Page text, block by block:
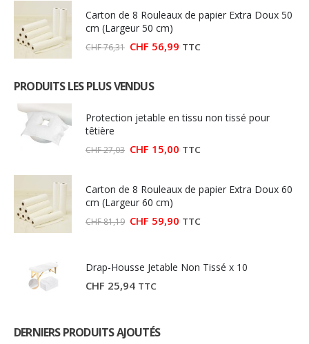
CHF 92,00.CHF 79,90.
Carton de 8 Rouleaux de papier Extra Doux 50
cm (Largeur 50 cm)
CHF76,31 Le
CHF 76,31.
CHF 56,99Le
TTC
PRODUITS LES PLUS VENDUS
Protection jetable en tissu non tissé pour
têtière
CHF27,03 Le
CHF 27,03.
CHF 15,00Le
CHF 15,00.
TTC
Carton de 8 Rouleaux de papier Extra Doux 60
cm (Largeur 60 cm)
CHF81,19 Le
CHF 81,19.
CHF 59,90Le
CHF 59,90.
TTC
Drap-Housse Jetable Non Tissé x 10
CHF 25,94 TTC
DERNIERS PRODUITS AJOUTÉS